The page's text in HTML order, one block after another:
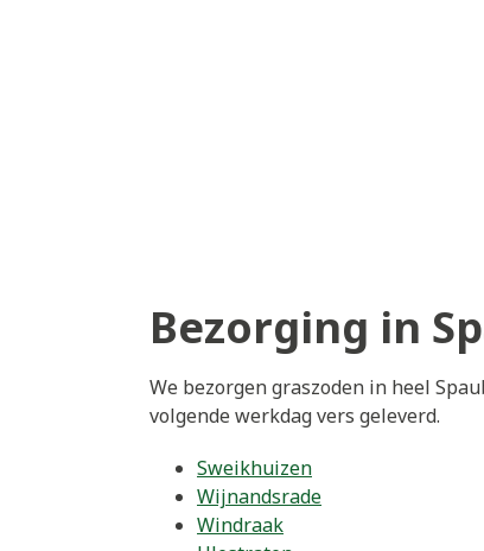
Bezorging in
We bezorgen graszoden in heel
volgende werkdag vers geleverd.
Sweikhuizen
Wijnandsrade
Windraak